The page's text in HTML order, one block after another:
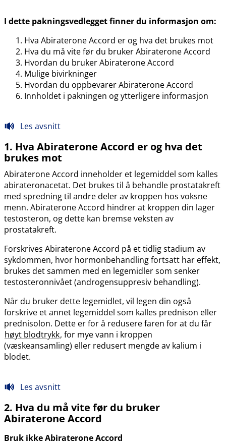
I dette pakningsvedlegget finner du informasjon om:
Hva Abiraterone Accord er og hva det brukes mot
Hva du må vite før du bruker Abiraterone Accord
Hvordan du bruker Abiraterone Accord
Mulige bivirkninger
Hvordan du oppbevarer Abiraterone Accord
Innholdet i pakningen og ytterligere informasjon
Les avsnitt
1. Hva Abiraterone Accord er og hva det
brukes mot
Abiraterone Accord inneholder et legemiddel som kalles
abirateronacetat. Det brukes til å behandle prostatakreft
med spredning til andre deler av kroppen hos voksne
menn. Abiraterone Accord hindrer at kroppen din lager
testosteron, og dette kan bremse veksten av
prostatakreft.
Forskrives Abiraterone Accord på et tidlig stadium av
sykdommen, hvor hormonbehandling fortsatt har effekt,
brukes det sammen med en legemidler som senker
testosteronnivået (androgensuppresiv behandling).
Når du bruker dette legemidlet, vil legen din også
forskrive et annet legemiddel som kalles prednison eller
prednisolon. Dette er for å redusere faren for at du får
høyt blodtrykk, for mye vann i kroppen
(væskeansamling) eller redusert mengde av kalium i
blodet.
Les avsnitt
2. Hva du må vite før du bruker
Abiraterone Accord
Bruk ikke Abiraterone Accord